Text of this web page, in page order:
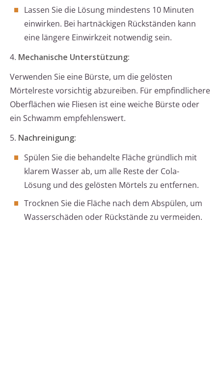
Lassen Sie die Lösung mindestens 10 Minuten
einwirken. Bei hartnäckigen Rückständen kann
eine längere Einwirkzeit notwendig sein.
4. Mechanische Unterstützung:
Verwenden Sie eine Bürste, um die gelösten
Mörtelreste vorsichtig abzureiben. Für empfindlichere
Oberflächen wie Fliesen ist eine weiche Bürste oder
ein Schwamm empfehlenswert.
5. Nachreinigung:
Spülen Sie die behandelte Fläche gründlich mit
klarem Wasser ab, um alle Reste der Cola-
Lösung und des gelösten Mörtels zu entfernen.
Trocknen Sie die Fläche nach dem Abspülen, um
Wasserschäden oder Rückstände zu vermeiden.